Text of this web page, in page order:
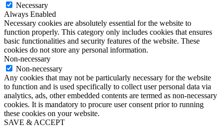
Necessary
Always Enabled
Necessary cookies are absolutely essential for the website to
function properly. This category only includes cookies that ensures
basic functionalities and security features of the website. These
cookies do not store any personal information.
Non-necessary
Non-necessary
Any cookies that may not be particularly necessary for the website
to function and is used specifically to collect user personal data via
analytics, ads, other embedded contents are termed as non-necessary
cookies. It is mandatory to procure user consent prior to running
these cookies on your website.
SAVE & ACCEPT